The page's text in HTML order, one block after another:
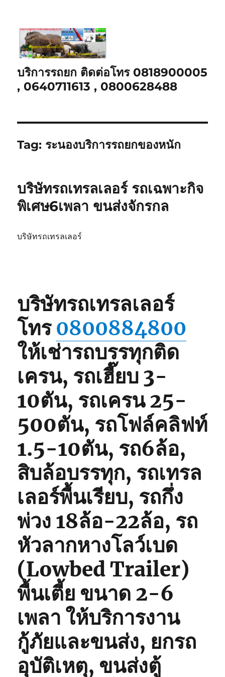
บริการรถยก ติดต่อโทร 0818900005
, 0640711613 , 0800628488
Tag: ระนองบริการรถยกของหนัก
บริษัทรถเทรลเลอร์ รถเฉพาะกิจ
พิเศษ6เพลา ขนส่งจักรกล
บริษัทรถเทรลเลอร์
บริษัทรถเทรลเลอร์
โทร0800884800
ให้เช่ารถบรรทุกติด
เครน, รถเฮี๊ยบ 3-
10ตัน, รถเครน 25-
500ตัน, รถโฟล์คลิฟท์
1.5-10ตัน, รถ6ล้อ,
สิบล้อบรรทุก, รถเทรล
เลอร์พื้นเรียบ, รถกึ่ง
พ่วง 18ล้อ-22ล้อ, รถ
หัวลากหางโลว์เบด
(Lowbed Trailer)
พื้นเตี้ย ขนาด 2-6
เพลา ให้บริการงาน
กู้ภัยและขนส่ง, ยกรถ
อุบัติเหตุ, ขนส่งตู้